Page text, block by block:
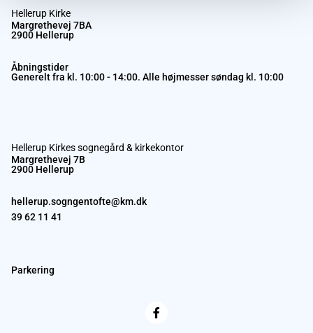
Hellerup Kirke
Margrethevej 7BA
2900 Hellerup
Åbningstider
Generelt fra kl. 10:00 - 14:00. Alle højmesser søndag kl. 10:00
Hellerup Kirkes sognegård & kirkekontor
Margrethevej 7B
2900 Hellerup
hellerup.sogngentofte@km.dk
39 62 11 41
Parkering